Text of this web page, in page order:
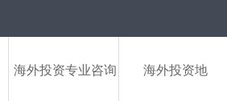
海外投资专业咨询 海外投资地